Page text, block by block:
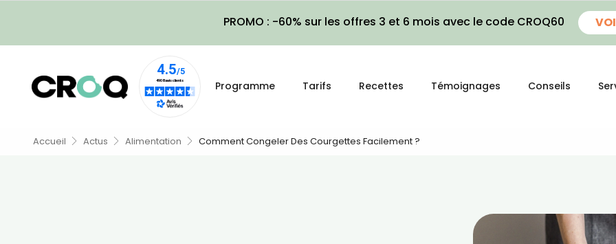
PROMO : -60% sur les offres 3 et 6 mois avec le code CROQ60
Programme Tarifs Recettes Témoignages Conseils
Accueil Actus Alimentation Comment Congeler Des Courgettes Facilement ?